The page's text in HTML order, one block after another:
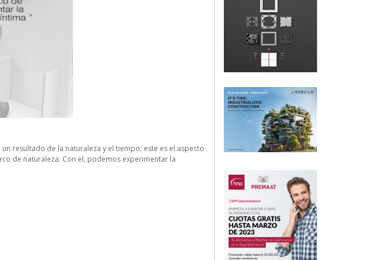
resultado de la naturaleza y el tiempo: este es el aspecto
de naturaleza. Con el, podemos experimentar la